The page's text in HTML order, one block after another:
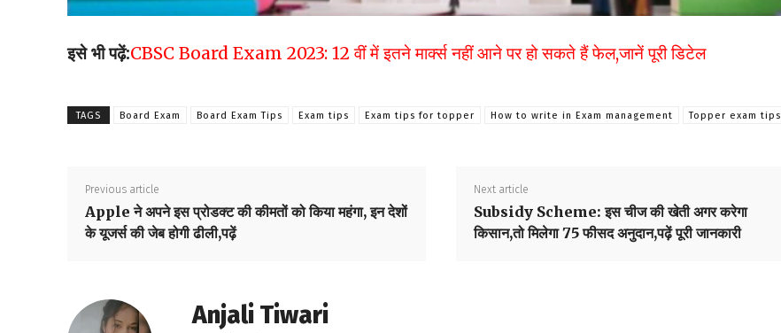
इसे भी पढ़ें:CBSC Board Exam 2023: 12 वीं में इतने मार्क्स नहीं आने पर हो सकते हैं फेल,जानें पूरी डिटेल
TAGS Board Exam Board Exam Tips Exam tips Exam tips for topper How to write in Exam management Topper exam tips
Previous article
Apple ने अपने इस प्रोडक्ट की कीमतों को किया महंगा, इन देशों
के यूजर्स की जेब होगी ढीली,पढ़ें
Next article
Subsidy Scheme: इस चीज की खेती अगर करेगा
किसान,तो मिलेगा 75 फीसद अनुदान,पढ़ें पूरी जानकारी
Anjali Tiwari